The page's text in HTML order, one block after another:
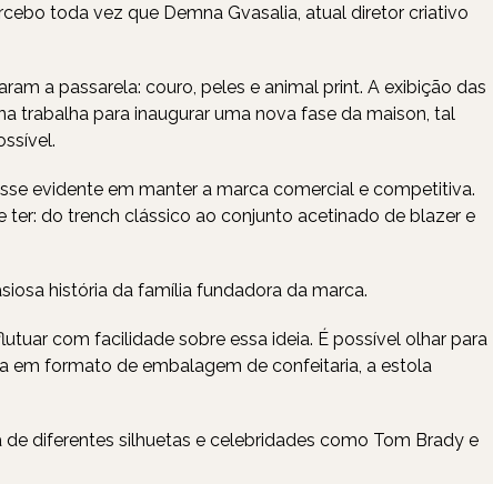
toda vez que Demna Gvasalia, atual diretor criativo
a passarela: couro, peles e animal print. A exibição das
trabalha para inaugurar uma nova fase da maison, tal
evidente em manter a marca comercial e competitiva.
ter: do trench clássico ao conjunto acetinado de blazer e
história da família fundadora da marca.
com facilidade sobre essa ideia. É possível olhar para
em formato de embalagem de confeitaria, a estola
diferentes silhuetas e celebridades como Tom Brady e